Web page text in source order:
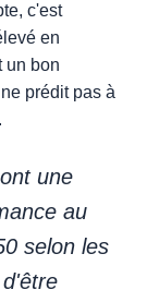
c'est
en
un bon
prédit pas à
une
au
selon les